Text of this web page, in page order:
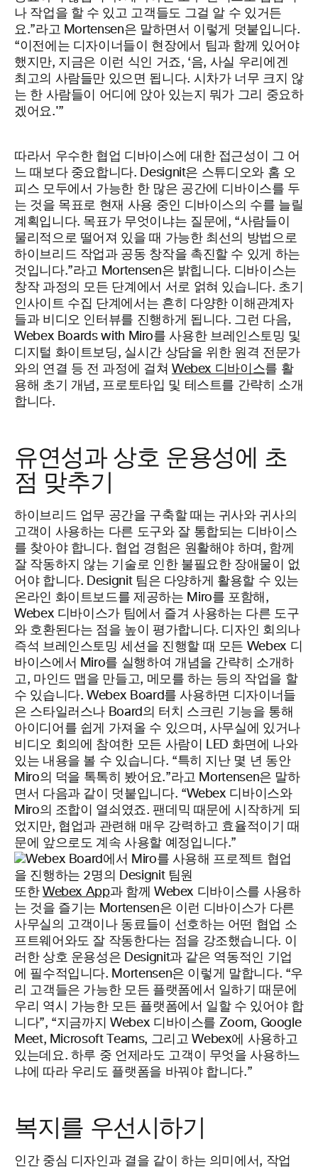
나 작업을 할 수 있고 고객들도 그걸 알 수 있거든
요.”라고 Mortensen은 말하면서 이렇게 덧붙입니다.
“이전에는 디자이너들이 현장에서 팀과 함께 있어야
했지만, 지금은 이런 식인 거죠, ‘음, 사실 우리에겐
최고의 사람들만 있으면 됩니다. 시차가 너무 크지 않
는 한 사람들이 어디에 앉아 있는지 뭐가 그리 중요하
겠어요.'”
따라서 우수한 협업 디바이스에 대한 접근성이 그 어
느 때보다 중요합니다. Designit은 스튜디오와 홈 오
피스 모두에서 가능한 한 많은 공간에 디바이스를 두
는 것을 목표로 현재 사용 중인 디바이스의 수를 늘릴
계획입니다. 목표가 무엇이냐는 질문에, “사람들이
물리적으로 떨어져 있을 때 가능한 최선의 방법으로
하이브리드 작업과 공동 창작을 촉진할 수 있게 하는
것입니다.”라고 Mortensen은 밝힙니다. 디바이스는
창작 과정의 모든 단계에서 서로 얽혀 있습니다. 초기
인사이트 수집 단계에서는 흔히 다양한 이해관계자
들과 비디오 인터뷰를 진행하게 됩니다. 그런 다음,
Webex Boards with Miro를 사용한 브레인스토밍 및
디지털 화이트보딩, 실시간 상담을 위한 원격 전문가
와의 연결 등 전 과정에 걸쳐 Webex 디바이스를 활
용해 초기 개념, 프로토타입 및 테스트를 간략히 소개
합니다.
유연성과 상호 운용성에 초
점 맞추기
하이브리드 업무 공간을 구축할 때는 귀사와 귀사의
고객이 사용하는 다른 도구와 잘 통합되는 디바이스
를 찾아야 합니다. 협업 경험은 원활해야 하며, 함께
잘 작동하지 않는 기술로 인한 불필요한 장애물이 없
어야 합니다. Designit 팀은 다양하게 활용할 수 있는
온라인 화이트보드를 제공하는 Miro를 포함해,
Webex 디바이스가 팀에서 즐겨 사용하는 다른 도구
와 호환된다는 점을 높이 평가합니다. 디자인 회의나
즉석 브레인스토밍 세션을 진행할 때 모든 Webex 디
바이스에서 Miro를 실행하여 개념을 간략히 소개하
고, 마인드 맵을 만들고, 메모를 하는 등의 작업을 할
수 있습니다. Webex Board를 사용하면 디자이너들
은 스타일러스나 Board의 터치 스크린 기능을 통해
아이디어를 쉽게 가져올 수 있으며, 사무실에 있거나
비디오 회의에 참여한 모든 사람이 LED 화면에 나와
있는 내용을 볼 수 있습니다. “특히 지난 몇 년 동안
Miro의 덕을 톡톡히 봤어요.”라고 Mortensen은 말하
면서 다음과 같이 덧붙입니다. “Webex 디바이스와
Miro의 조합이 열쇠였죠. 팬데믹 때문에 시작하게 되
었지만, 협업과 관련해 매우 강력하고 효율적이기 때
문에 앞으로도 계속 사용할 예정입니다.”
또한 Webex App과 함께 Webex 디바이스를 사용하
는 것을 즐기는 Mortensen은 이런 디바이스가 다른
사무실의 고객이나 동료들이 선호하는 어떤 협업 소
프트웨어와도 잘 작동한다는 점을 강조했습니다. 이
러한 상호 운용성은 Designit과 같은 역동적인 기업
에 필수적입니다. Mortensen은 이렇게 말합니다. “우
리 고객들은 가능한 모든 플랫폼에서 일하기 때문에
우리 역시 가능한 모든 플랫폼에서 일할 수 있어야 합
니다”, “지금까지 Webex 디바이스를 Zoom, Google
Meet, Microsoft Teams, 그리고 Webex에 사용하고
있는데요. 하루 중 언제라도 고객이 무엇을 사용하느
냐에 따라 우리도 플랫폼을 바꿔야 합니다.”
복지를 우선시하기
인간 중심 디자인과 결을 같이 하는 의미에서, 작업